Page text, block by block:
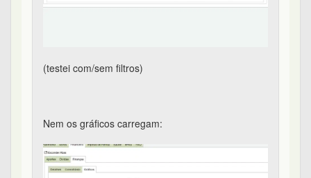
(testei com/sem filtros)
Nem os gráficos carregam: